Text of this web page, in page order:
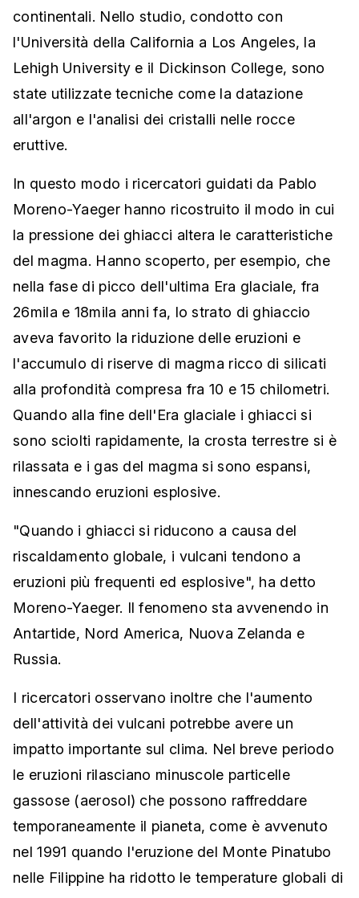
continentali. Nello studio, condotto con
l'Università della California a Los Angeles, la
Lehigh University e il Dickinson College, sono
state utilizzate tecniche come la datazione
all'argon e l'analisi dei cristalli nelle rocce
eruttive.
In questo modo i ricercatori guidati da Pablo
Moreno-Yaeger hanno ricostruito il modo in cui
la pressione dei ghiacci altera le caratteristiche
del magma. Hanno scoperto, per esempio, che
nella fase di picco dell'ultima Era glaciale, fra
26mila e 18mila anni fa, lo strato di ghiaccio
aveva favorito la riduzione delle eruzioni e
l'accumulo di riserve di magma ricco di silicati
alla profondità compresa fra 10 e 15 chilometri.
Quando alla fine dell'Era glaciale i ghiacci si
sono sciolti rapidamente, la crosta terrestre si è
rilassata e i gas del magma si sono espansi,
innescando eruzioni esplosive.
"Quando i ghiacci si riducono a causa del
riscaldamento globale, i vulcani tendono a
eruzioni più frequenti ed esplosive", ha detto
Moreno-Yaeger. Il fenomeno sta avvenendo in
Antartide, Nord America, Nuova Zelanda e
Russia.
I ricercatori osservano inoltre che l'aumento
dell'attività dei vulcani potrebbe avere un
impatto importante sul clima. Nel breve periodo
le eruzioni rilasciano minuscole particelle
gassose (aerosol) che possono raffreddare
temporaneamente il pianeta, come è avvenuto
nel 1991 quando l'eruzione del Monte Pinatubo
nelle Filippine ha ridotto le temperature globali di